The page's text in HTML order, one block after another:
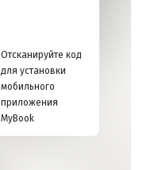
Отсканируйте код
для установки
мобильного
приложения
MyBook